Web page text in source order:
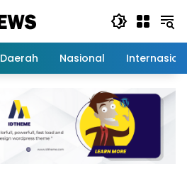
Daerah Nasional